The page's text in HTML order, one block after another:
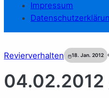
Impressum
Revierverhalten 18. Jan. 2012